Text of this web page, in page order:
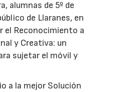
alumnas de 5º de
de Llaranes, en
el Reconocimiento a
y Creativa: un
sujetar el móvil y
a la mejor Solución